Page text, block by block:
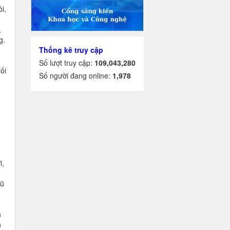
Thống kê truy cập
Số lượt truy cập: 109,043,280
Số người đang online: 1,978